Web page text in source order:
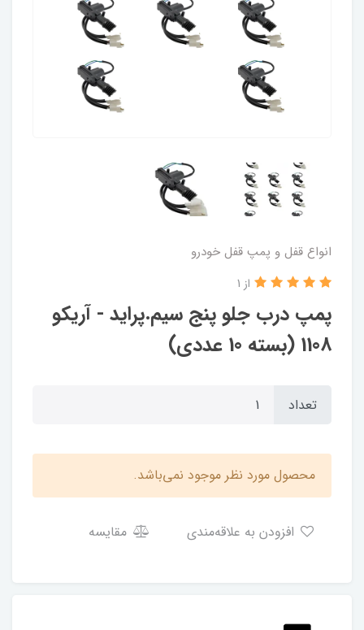
انواع قفل و پمپ قفل خودرو
پمپ درب جلو پنج سیم.پراید - آریکو
1108 (بسته 10 عددی)
از 1
تعداد
محصول مورد نظر موجود نمی‌باشد.
مقایسه